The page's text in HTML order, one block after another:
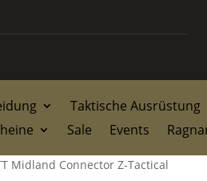
Taktische Ausrüstung
Sale Events
Midland Connector Z-Tactical